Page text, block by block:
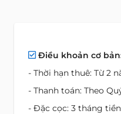
Điều khoản cơ
- Thời hạn thuê: Từ 2
- Thanh toán: Theo
- Đặc cọc: 3 tháng